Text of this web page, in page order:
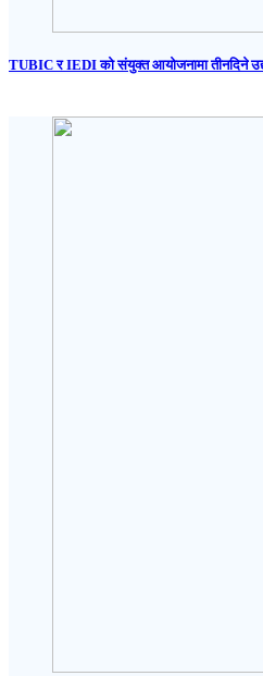
TUBIC र IEDI को संयुक्त आयोजनामा तीनदिने